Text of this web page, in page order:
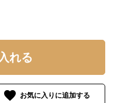
れる
favorite